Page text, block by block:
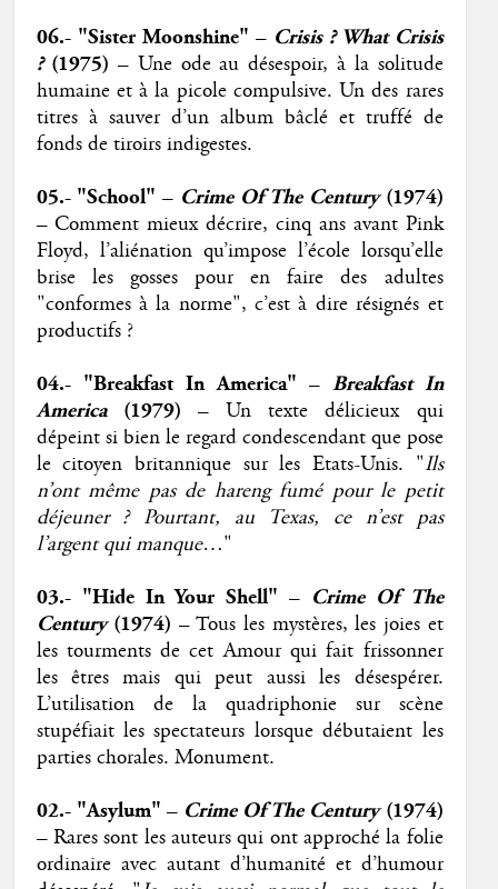
06.- "Sister Moonshine" – Crisis ? What Crisis
?(1975) – Une ode au désespoir, à la solitude
humaine et à la picole compulsive. Un des rares
titres à sauver d’un album bâclé et truffé de
fonds de tiroirs indigestes.
05.- "School" – Crime Of The Century(1974)
– Comment mieux décrire, cinq ans avant Pink
Floyd, l’aliénation qu’impose l’école lorsqu’elle
brise les gosses pour en faire des adultes
"conformes à la norme", c’est à dire résignés et
productifs ?
04.- "Breakfast In America" – Breakfast In
America(1979) – Un texte délicieux qui
dépeint si bien le regard condescendant que pose
le citoyen britannique sur les Etats-Unis. "Ils
n’ont même pas de hareng fumé pour le petit
déjeuner ? Pourtant, au Texas, ce n’est pas
l’argent qui manque…"
03.- "Hide In Your Shell" – Crime Of The
Century(1974) – Tous les mystères, les joies et
les tourments de cet Amour qui fait frissonner
les êtres mais qui peut aussi les désespérer.
L’utilisation de la quadriphonie sur scène
stupéfiait les spectateurs lorsque débutaient les
parties chorales. Monument.
02.- "Asylum" – Crime Of The Century(1974)
– Rares sont les auteurs qui ont approché la folie
ordinaire avec autant d’humanité et d’humour